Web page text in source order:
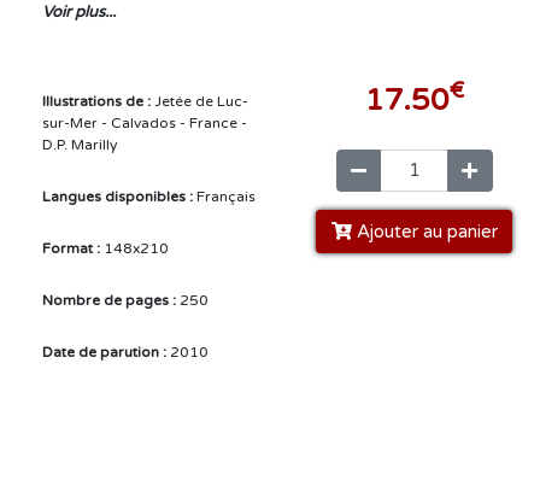
Voir plus...
Illustrations de : Jetée de Luc-
sur-Mer - Calvados - France -
D.P. Marilly
Langues disponibles : Français
Format : 148x210
Nombre de pages : 250
Date de parution : 2010
17.50€
Ajouter au panier